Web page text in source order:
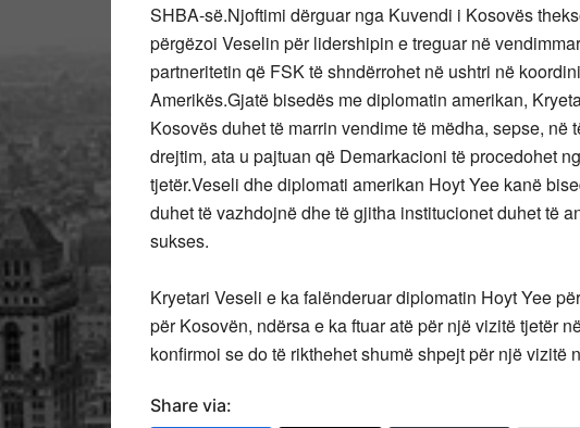
SHBA-së.Njoftimi dërguar nga Kuvendi i Kosovës
përgëzoi Veselin për lidershipin e treguar në
partneritetin që FSK të shndërrohet në ushtri në
Amerikës.Gjatë bisedës me diplomatin amerikan,
Kosovës duhet të marrin vendime të mëdha, sepse,
drejtim, ata u pajtuan që Demarkacioni të procedohet
tjetër.Veseli dhe diplomati amerikan Hoyt Yee kanë
duhet të vazhdojnë dhe të gjitha institucionet duhet të
sukses.
Kryetari Veseli e ka falënderuar diplomatin Hoyt Yee
për Kosovën, ndërsa e ka ftuar atë për një vizitë tjetër
konfirmoi se do të rikthehet shumë shpejt për një vizitë
Share via: